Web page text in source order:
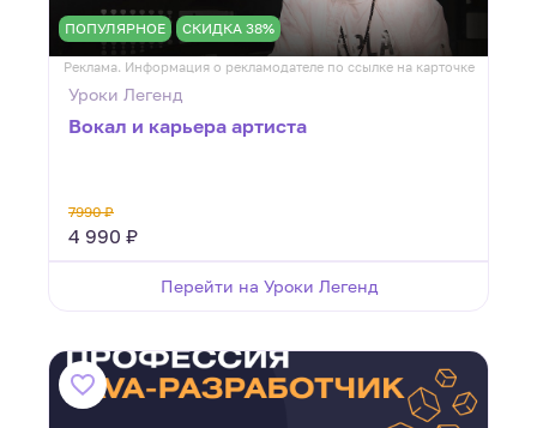
ПОПУЛЯРНОЕ СКИДКА 38%
Реклама. Информация о рекламодателе по ссылке на карточке
Уроки Легенд
Вокал и карьера артиста
7990 ₽
4 990 ₽
Перейти на Уроки Легенд